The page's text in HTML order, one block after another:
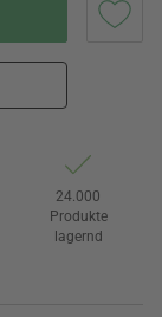
24.000
Produkte
lagernd